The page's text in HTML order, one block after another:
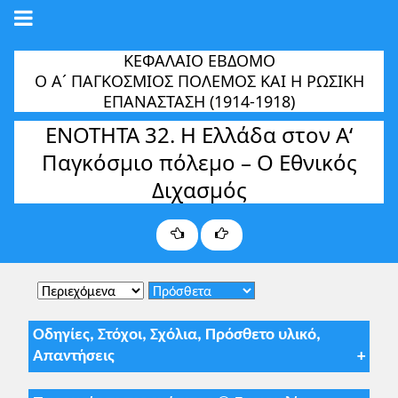
ΚΕΦΑΛΑΙΟ ΕΒΔΟΜΟ
Ο Α´ ΠΑΓΚΟΣΜΙΟΣ ΠΟΛΕΜΟΣ ΚΑΙ Η ΡΩΣΙΚΗ
ΕΠΑΝAΣΤΑΣΗ (1914-1918)
ΕΝΟΤΗΤΑ 32. Η Ελλάδα στον Α‘
Παγκόσμιο πόλεμο – Ο Εθνικός
Διχασμός
Οδηγίες, Στόχοι, Σχόλια, Πρόσθετο υλικό,
Απαντήσεις